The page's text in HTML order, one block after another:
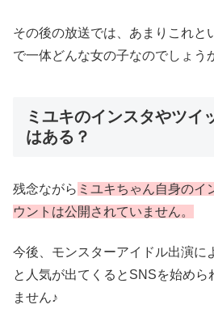
その後の放送では、あまりこれと
で一体どんな女の子なのでしょう
ミユキのインスタやツイ
はある？
残念ながら ミユキちゃん自身のイ
ウントは公開されていません。
今後、モンスターアイドル出演に
と人気が出てくるとSNSを始めら
ません♪